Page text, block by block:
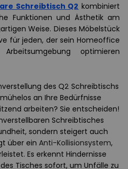
Schreibtisch Q2 kombiniert
Funktionen und Ästhetik am
Weise. Dieses Möbelstück
für jeden, der sein Homeoffice
optimieren
des Q2 Schreibtischs
an Ihre Bedürfnisse
arbeiten? Sie entscheiden!
Schreibtisches
sondern steigert auch
über ein Anti-Kollisionsystem,
Es erkennt Hindernisse
Tisches sofort, um Unfälle zu